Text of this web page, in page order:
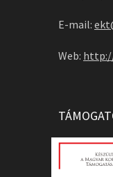
E-mail:
Web: